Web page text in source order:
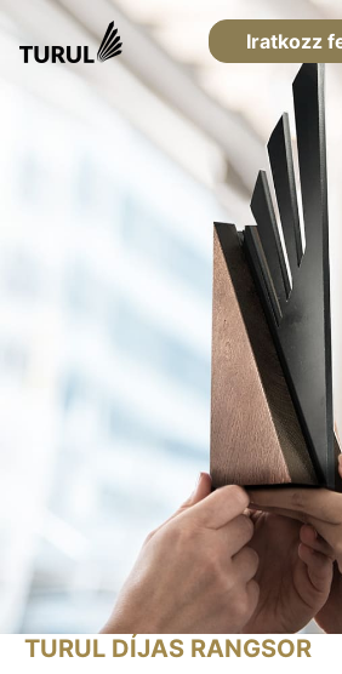
Iratkozz
TURUL DÍJAS RANGSOR